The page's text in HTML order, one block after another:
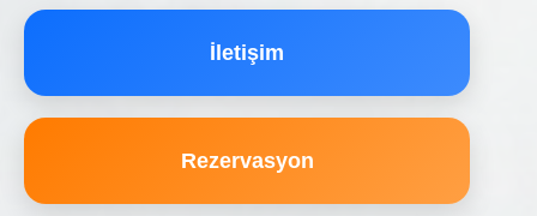
İletişim
Rezervasyon